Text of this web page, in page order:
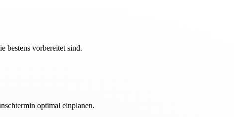
bestens vorbereitet sind.
optimal einplanen.